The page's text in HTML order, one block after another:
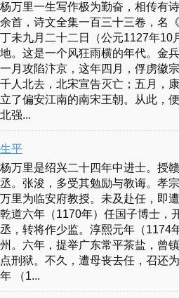
杨万里一生写作极为勤奋，相传有
余首，诗文全集一百三十三卷，名
丁未九月二十二日（公元1127年10
地。这是一个风狂雨横的年代。金
一月攻陷汴京，这年四月，俘虏徽
千人北去，北宋宣告灭亡；五月，
立了偏安江南的南宋王朝。从此，
北强...
生平
杨万里是绍兴二十四年中进士。授
丞。张浚，多受其勉励与教诲。孝
万里为临安府教授。未及赴任，即
乾道六年（1170年）任国子博士，
丞，转将作少监。淳熙元年（1174
州。六年，提举广东常平茶盐，曾
点刑狱。不久，遭母丧去任，召还
年 （1...